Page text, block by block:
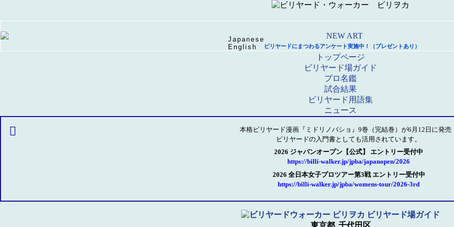
Japanese
English
ビリヤードにまつわるアンケート実施中！（プレゼントあり）
トップページ
ビリヤード場ガイド
プロ名鑑
試合結果
ビリヤード用語集
ニュース
本格ビリヤード漫画『ミドリノバショ』9巻（完結巻）が6月12日に発売
ビリヤードの入門書としても活用されています。
2026 ジャパンオープン【公式】 エントリー受付中
https://billi-walker.jp/jpba/japanopen/2026
2026 全日本女子プロツアー第3戦 エントリー受付中
https://billi-walker.jp/jpba/womens-tour/2026-3rd